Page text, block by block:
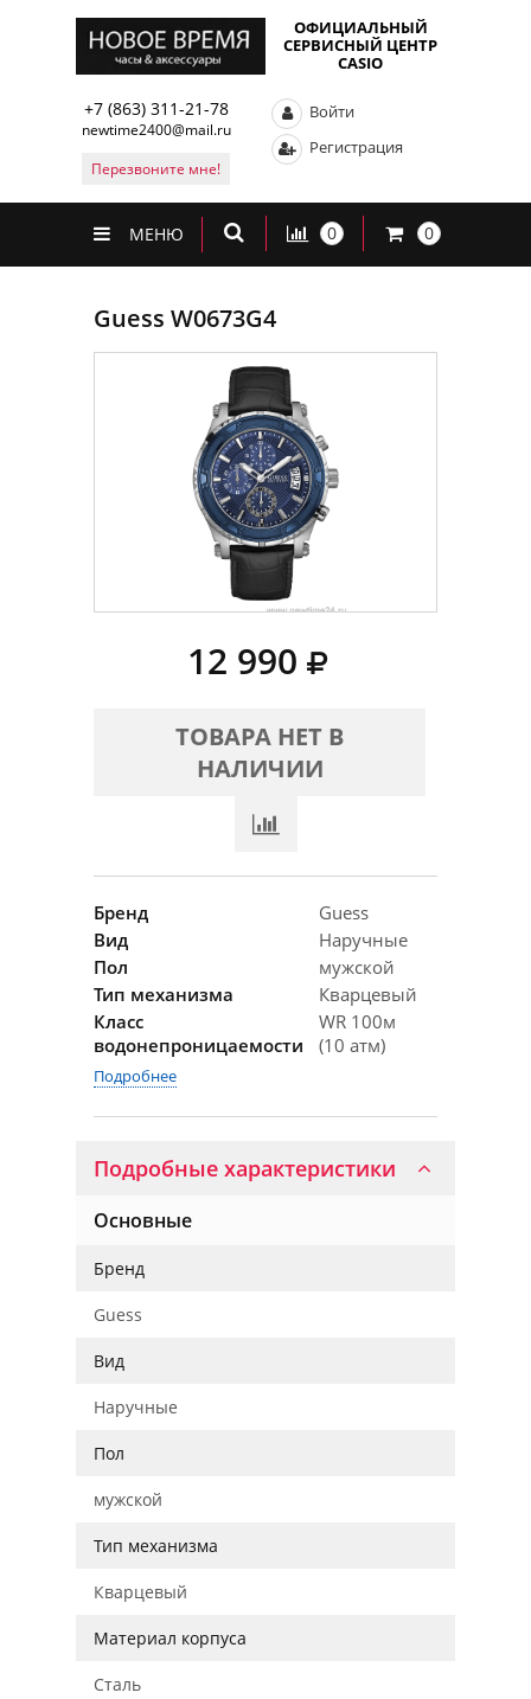
ОФИЦИАЛЬНЫЙ
СЕРВИСНЫЙ ЦЕНТР
CASIO
+7 (863) 311-21-78
newtime2400@mail.ru
Перезвоните мне!
Войти
Регистрация
МЕНЮ 0 0
Guess W0673G4
12 990
ТОВАРА НЕТ В
НАЛИЧИИ
Бренд
Guess
Вид
Наручные
Пол
мужской
Тип механизма
Кварцевый
Класс
водонепроницаемости
WR 100м
(10 атм)
Подробнее
Подробные характеристики
Основные
Бренд
Guess
Вид
Наручные
Пол
мужской
Тип механизма
Кварцевый
Материал корпуса
Сталь